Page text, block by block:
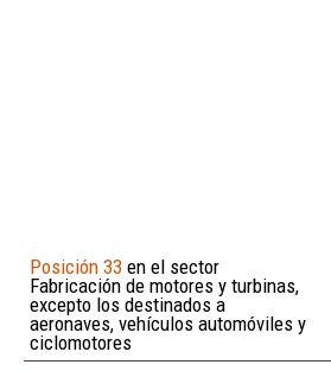
Posición 33 en el sector
Fabricación de motores y turbinas,
excepto los destinados a
aeronaves, vehículos automóviles y
ciclomotores